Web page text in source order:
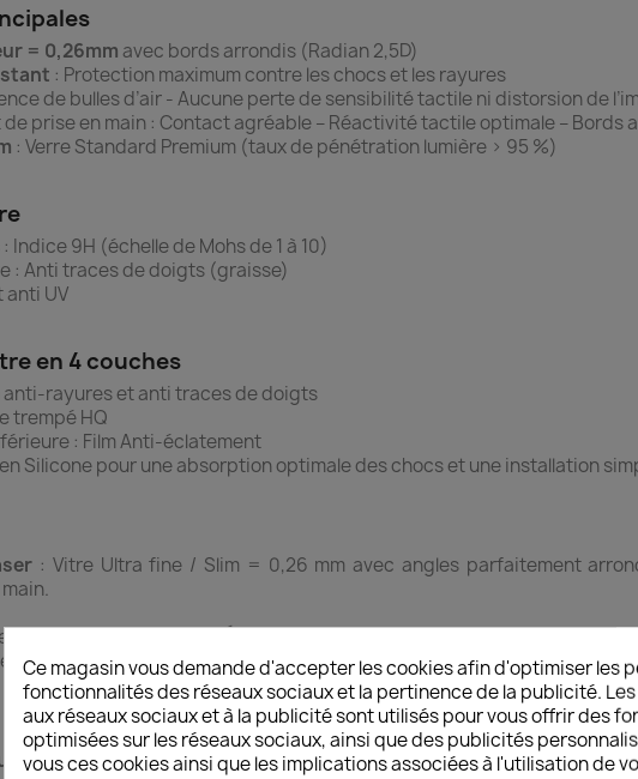
= 0,26mm avec bords arrondis (Radian 2,5D)
: Protection maximum contre les chocs et les rayures
de bulles d’air - Aucune perte de sensibilité tactile ni distorsion de
de prise en main : Contact agréable – Réactivité tactile optimale – Bords
: Verre Standard Premium (taux de pénétration lumière > 95 %)
9H (échelle de Mohs de 1 à 10)
: Anti traces de doigts (graisse)
UV
en 4 couches
rayures et anti traces de doigts
trempé HQ
: Film Anti-éclatement
Silicone pour une absorption optimale des chocs et une installation
: Vitre Ultra fine / Slim = 0,26 mm avec angles parfaitement
vitre en verre trempé : Épaisseur = 0,4 mm avec angles droits
même être comparable en fonction de la qualité du verre trempé
de dureté supérieur
Ce magasin vous demande d'accepter les cookies afin d'optimiser les
fonctionnalités des réseaux sociaux et la pertinence de la publicité.
aux réseaux sociaux et à la publicité sont utilisés pour vous offrir des
optimisées sur les réseaux sociaux, ainsi que des publicités
vous ces cookies ainsi que les implications associées à l'utilisation de